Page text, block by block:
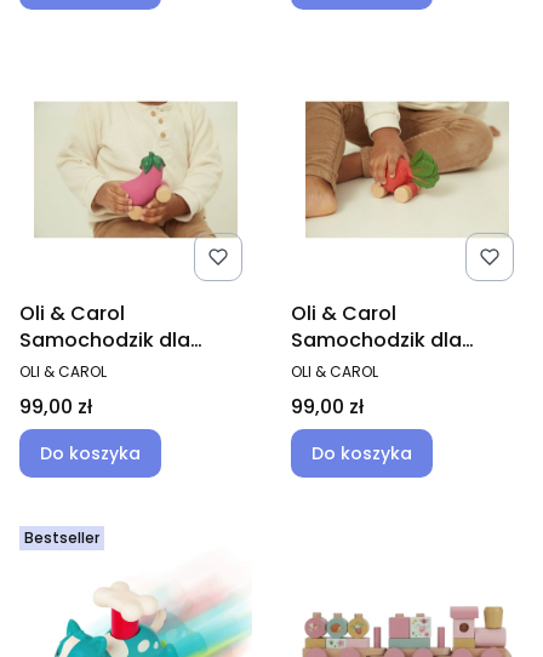
Oli & Carol
Samochodzik dla
Niemowlaka gryzak
Bakłażan Emma
PRODUCENT
OLI & CAROL
Cena
99,00 zł
Do koszyka
Oli & Carol
Samochodzik dla
Niemowlaka gryzak
Burak Betty
PRODUCENT
OLI & CAROL
Cena
99,00 zł
Do koszyka
Bestseller